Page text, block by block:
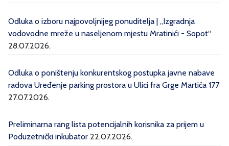
Odluka o izboru najpovoljnijeg ponuditelja | „Izgradnja
vodovodne mreže u naseljenom mjestu Mratinići - Sopot“
28.07.2026.
Odluka o poništenju konkurentskog postupka javne nabave
radova Uređenje parking prostora u Ulici fra Grge Martića 177
27.07.2026.
Preliminarna rang lista potencijalnih korisnika za prijem u
Poduzetnički inkubator 22.07.2026.